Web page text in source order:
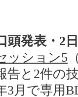
頭発表・2
ッション5
告と2件の
3月で専用